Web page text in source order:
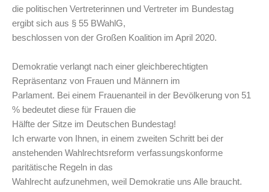
die politischen Vertreterinnen und Vertreter im Bundestag
ergibt sich aus § 55 BWahlG,
beschlossen von der Großen Koalition im April 2020.
Demokratie verlangt nach einer gleichberechtigten
Repräsentanz von Frauen und Männern im
Parlament. Bei einem Frauenanteil in der Bevölkerung von 51
% bedeutet diese für Frauen die
Hälfte der Sitze im Deutschen Bundestag!
Ich erwarte von Ihnen, in einem zweiten Schritt bei der
anstehenden Wahlrechtsreform verfassungskonforme
paritätische Regeln in das
Wahlrecht aufzunehmen, weil Demokratie uns Alle braucht.